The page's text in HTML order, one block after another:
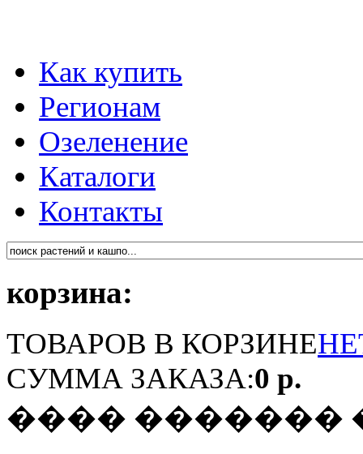
Как купить
Регионам
Озеленение
Каталоги
Контакты
корзина:
ТОВАРОВ В КОРЗИНЕ
СУММА ЗАКАЗА:0 р.
���� �������